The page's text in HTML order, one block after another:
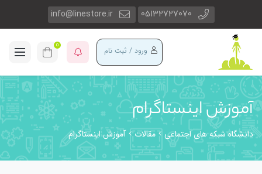
05132727070
info@linestore.ir
ورود / ثبت نام 0
آموزش اینستاگرام
دانشگاه شبکه های اجتماعی مقالات آموزش اینستاگرام